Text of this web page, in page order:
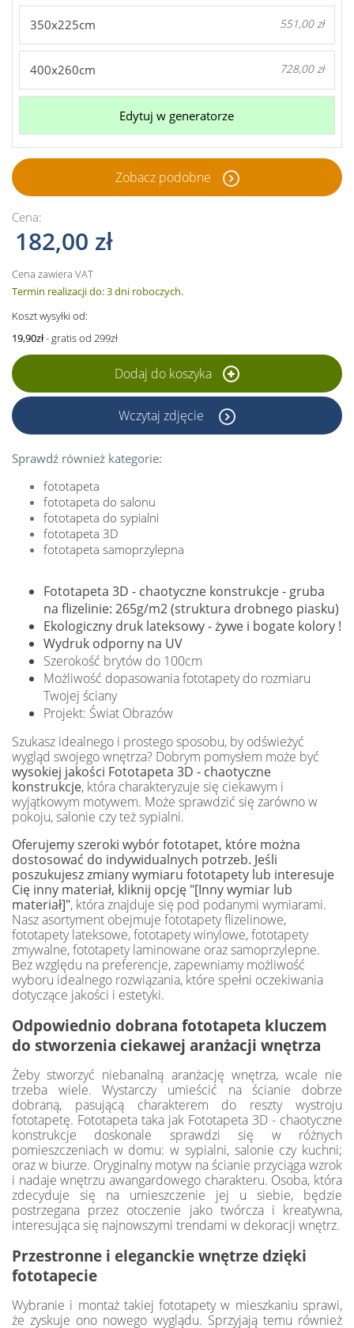
350x225cm 551,00 zł
400x260cm 728,00 zł
Edytuj w generatorze
Zobacz podobne
Cena:
182,00 zł
Cena zawiera VAT
Termin realizacji do: 3 dni roboczych.
Koszt wysyłki od:
19,90zł- gratis od 299zł
Dodaj do koszyka
Wczytaj zdjęcie
Sprawdź również kategorie:
fototapeta
fototapeta do salonu
fototapeta do sypialni
fototapeta 3D
fototapeta samoprzylepna
Fototapeta 3D - chaotyczne konstrukcje - gruba
na flizelinie: 265g/m2 (struktura drobnego piasku)
Ekologiczny druk lateksowy - żywe i bogate kolory !
Wydruk odporny na UV
Szerokość brytów do 100cm
Możliwość dopasowania fototapety do rozmiaru
Twojej ściany
Projekt: Świat Obrazów
Szukasz idealnego i prostego sposobu, by odświeżyć
wygląd swojego wnętrza? Dobrym pomysłem może być
wysokiej jakości Fototapeta 3D - chaotyczne
konstrukcje, która charakteryzuje się ciekawym i
wyjątkowym motywem. Może sprawdzić się zarówno w
pokoju, salonie czy też sypialni.
Oferujemy szeroki wybór fototapet, które można
dostosować do indywidualnych potrzeb. Jeśli
poszukujesz zmiany wymiaru fototapety lub interesuje
Cię inny materiał, kliknij opcję "[Inny wymiar lub
materiał]", która znajduje się pod podanymi wymiarami.
Nasz asortyment obejmuje fototapety flizelinowe,
fototapety lateksowe, fototapety winylowe, fototapety
zmywalne, fototapety laminowane oraz samoprzylepne.
Bez względu na preferencje, zapewniamy możliwość
wyboru idealnego rozwiązania, które spełni oczekiwania
dotyczące jakości i estetyki.
Odpowiednio dobrana fototapeta kluczem
do stworzenia ciekawej aranżacji wnętrza
Żeby stworzyć niebanalną aranżację wnętrza, wcale nie
trzeba wiele. Wystarczy umieścić na ścianie dobrze
dobraną, pasującą charakterem do reszty wystroju
fototapetę. Fototapeta taka jak Fototapeta 3D - chaotyczne
konstrukcje doskonale sprawdzi się w różnych
pomieszczeniach w domu: w sypialni, salonie czy kuchni;
oraz w biurze. Oryginalny motyw na ścianie przyciąga wzrok
i nadaje wnętrzu awangardowego charakteru. Osoba, która
zdecyduje się na umieszczenie jej u siebie, będzie
postrzegana przez otoczenie jako twórcza i kreatywna,
interesująca się najnowszymi trendami w dekoracji wnętrz.
Przestronne i eleganckie wnętrze dzięki
fototapecie
Wybranie i montaż takiej fototapety w mieszkaniu sprawi,
że zyskuje ono nowego wyglądu. Sprzyjają temu również